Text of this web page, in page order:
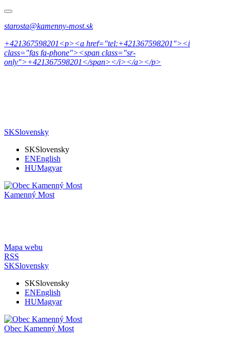
starosta@kamenny-most.sk
+421367598201<p><a href="tel:+421367598201"><i
class="fas fa-phone"><span class="sr-
only">+421367598201</span></i></a></p>
SKSlovensky
SKSlovensky
ENEnglish
HUMagyar
Kamenný Most
Mapa webu
RSS
SKSlovensky
SKSlovensky
ENEnglish
HUMagyar
Obec Kamenný Most